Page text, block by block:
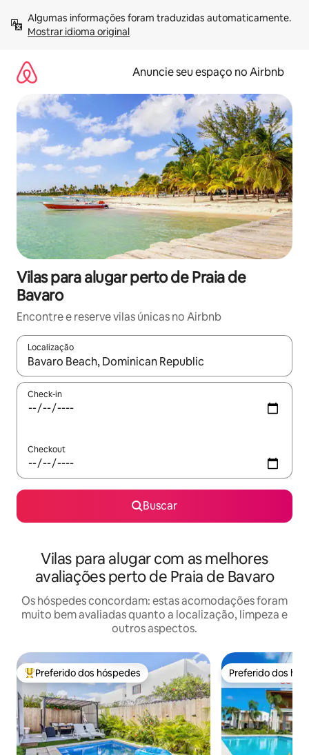
para
Mostrar idioma original
Anuncie seu espaço no Airbnb
Vilas para alugar perto de Praia de
Bavaro
Encontre e reserve vilas únicas no Airbnb
Localização
Quando os resultados estiverem disponíveis, explore-os
Check-in
Checkout
Buscar
Vilas para alugar com as melhores
avaliações perto de Praia de Bavaro
Os hóspedes concordam: estas acomodações foram
muito bem avaliadas quanto a localização, limpeza e
outros aspectos.
Entre os melhores preferidos dos hóspedes
Preferido dos hóspedes Preferido dos
Preferido dos